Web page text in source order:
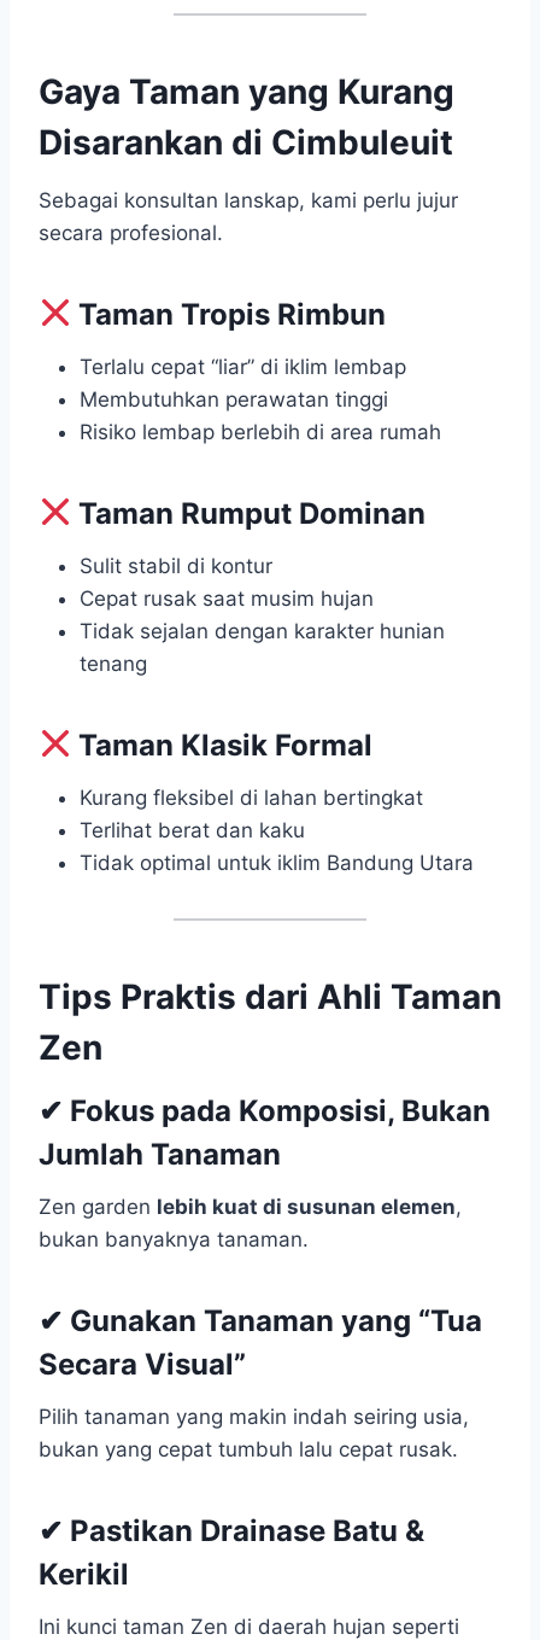
Gaya Taman yang Kurang
Disarankan di Cimbuleuit
Sebagai konsultan lanskap, kami perlu jujur
secara profesional.
Taman Tropis Rimbun
Terlalu cepat “liar” di iklim lembap
Membutuhkan perawatan tinggi
Risiko lembap berlebih di area rumah
Taman Rumput Dominan
Sulit stabil di kontur
Cepat rusak saat musim hujan
Tidak sejalan dengan karakter hunian
tenang
Taman Klasik Formal
Kurang fleksibel di lahan bertingkat
Terlihat berat dan kaku
Tidak optimal untuk iklim Bandung Utara
Tips Praktis dari Ahli Taman
Zen
✔ Fokus pada Komposisi, Bukan
Jumlah Tanaman
Zen garden lebih kuat di susunan elemen,
bukan banyaknya tanaman.
✔ Gunakan Tanaman yang “Tua
Secara Visual”
Pilih tanaman yang makin indah seiring usia,
bukan yang cepat tumbuh lalu cepat rusak.
✔ Pastikan Drainase Batu &
Kerikil
Ini kunci taman Zen di daerah hujan seperti